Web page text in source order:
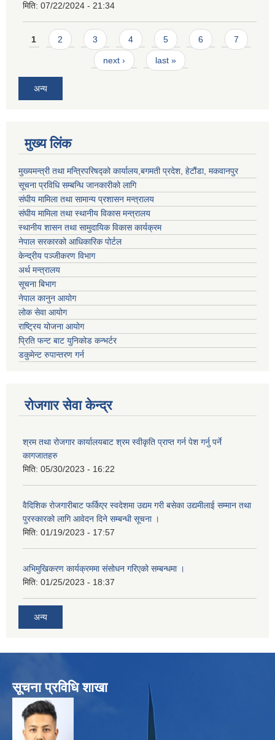
मिति: 07/22/2024 - 21:34
Pages
1 2 3 4 5 6 7
next › last »
अन्य
मुख्य लिंक
मुख्यमन्त्री तथा मन्त्रिपरिषद्को कार्यालय,बगमती प्रदेश, हेटौंडा, मकवानपुर
सूचना प्रविधि सम्बन्धि जानकारीको लागि
संघीय मामिला तथा सामान्य प्रशासन मन्त्रालय
संघीय मामिला तथा स्थानीय विकास मन्त्रालय
स्थानीय शासन तथा सामुदायिक विकास कार्यक्रम
नेपाल सरकारको आधिकारिक पोर्टल
केन्द्रीय पञ्जीकरण विभाग
अर्थ मन्त्रालय
सूचना बिभाग
नेपाल कानुन आयोग
लोक सेवा आयोग
राष्ट्रिय योजना आयोग
प्रिति फन्ट बाट युनिकोड कन्भर्टर
डकुमेन्ट रुपान्तरण गर्न
रोजगार सेवा केन्द्र
श्रम तथा रोजगार कार्यालयबाट श्रम स्वीकृति प्राप्त गर्न पेश गर्नु पर्ने
कागजातहरु
मिति: 05/30/2023 - 16:22
वैदिशिक रोजगारीबाट फर्किएर स्वदेशमा उद्यम गरी बसेका उद्यमीलाई सम्मान तथा
पुरस्कारको लागि आवेदन दिने सम्बन्धी सूचना ।
मिति: 01/19/2023 - 17:57
अभिमुखिकरण कार्यक्रममा संसोधन गरिएको सम्बन्धमा ।
मिति: 01/25/2023 - 18:37
अन्य
सूचना प्रविधि शाखा